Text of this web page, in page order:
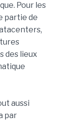
Pour les
partie de
des lieux
aussi
par